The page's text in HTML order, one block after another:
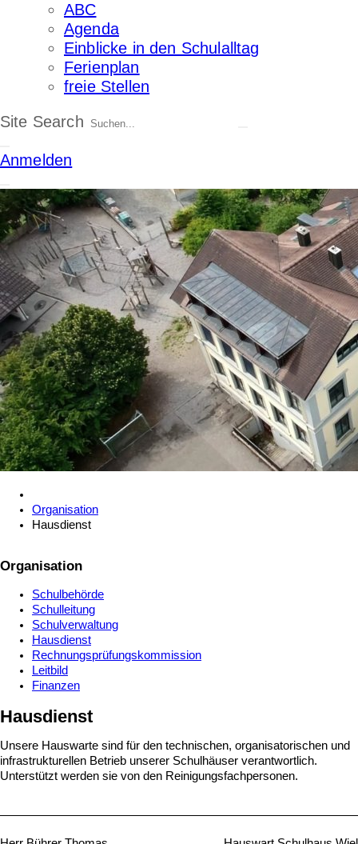
ABC
Agenda
Einblicke in den Schulalltag
Ferienplan
freie Stellen
Site Search
Anmelden
Organisation
Hausdienst
Organisation
Schulbehörde
Schulleitung
Schulverwaltung
Hausdienst
Rechnungsprüfungskommission
Leitbild
Finanzen
Hausdienst
Unsere Hauswarte sind für den technischen, organisatorischen und
infrastrukturellen Betrieb unserer Schulhäuser verantwortlich.
Unterstützt werden sie von den Reinigungsfachpersonen.